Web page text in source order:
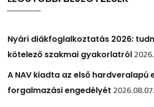
Nyári diákfoglalkoztatás 2026:
kötelező szakmai gyakorlatról
A NAV kiadta az első
forgalmazási engedélyét 2026.08.07.